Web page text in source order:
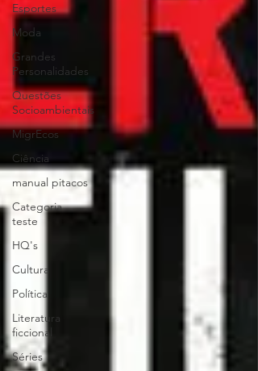
Esportes
Moda
Grandes
Personalidades
Questões
Socioambientais
MigrEcos
Ciência
manual pitacos
Categoria
teste
HQ's
Cultura
Política
Literatura
ficcional
Séries